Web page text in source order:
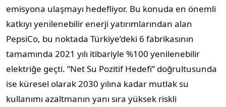
emisyona ulaşmayı hedefliyor. Bu konuda en önemli
katkıyı yenilenebilir enerji yatırımlarından alan
PepsiCo, bu noktada Türkiye’deki 6 fabrikasının
tamamında 2021 yılı itibariyle %100 yenilenebilir
elektriğe geçti. “Net Su Pozitif Hedefi” doğrultusunda
ise küresel olarak 2030 yılına kadar mutlak su
kullanımı azaltmanın yanı sıra yüksek riskli